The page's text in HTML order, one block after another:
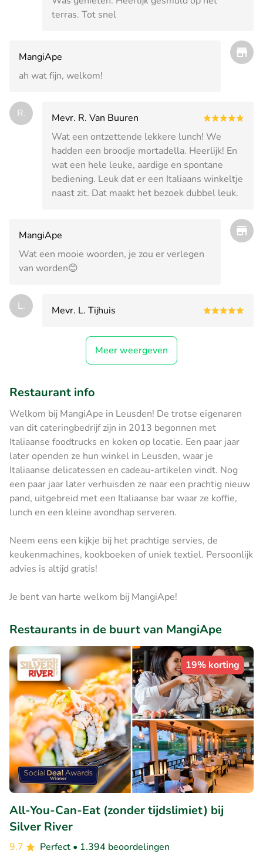
terras. Tot snel
MangiApe
ah wat fijn, welkom!
R.
Mevr. R. Van Buuren
Wat een ontzettende lekkere lunch! We
hadden een broodje mortadella. Heerlijk! En
wat een hele leuke, aardige en spontane
bediening. Leuk dat er een Italiaans winkeltje
naast zit. Dat maakt het bezoek dubbel leuk.
MangiApe
Wat een mooie woorden, je zou er verlegen
van worden😊
L. Mevr. L. Tijhuis
Meer weergeven
Restaurant info
Welkom bij MangiApe in Leusden! De trotse eigenaren
van dit cateringbedrijf zijn in 2013 begonnen met
Italiaanse foodtrucks en koken op locatie. Een paar jaar
later openden ze hun winkel in Leusden, waar je
Italiaanse delicatessen en cadeau-artikelen vindt. Nog
een paar jaar later verhuisden ze naar een prachtig nieuw
pand, uitgebreid met een Italiaanse bar waar ze koffie,
lunch en een kleine avondhap serveren.
Neem eens een kijkje bij het prachtige servies, de
keukenmachines, kookboeken of uniek textiel. Persoonlijk
advies is altijd gratis!
Je bent van harte welkom bij MangiApe!
Restaurants in de buurt van MangiApe
19% korting
All-You-Can-Eat (zonder tijdslimiet) bij
Silver River
9.7 Perfect • 1.394 beoordelingen